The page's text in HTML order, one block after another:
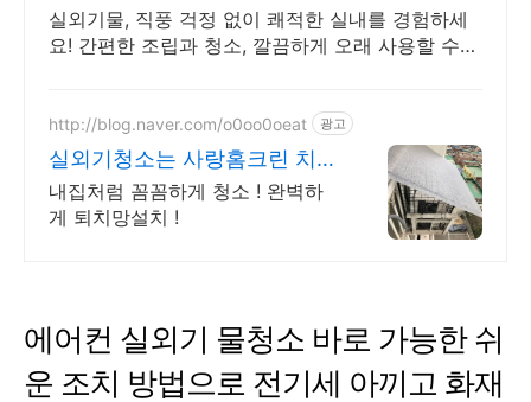
실외기물, 직풍 걱정 없이 쾌적한 실내를 경험하세
요! 간편한 조립과 청소, 깔끔하게 오래 사용할 수
http://blog.naver.com/o0oo0oeat 광고
실외기청소는 사랑홈크린 치우
기 힘든곳까지 고객만족!
내집처럼 꼼꼼하게 청소 ! 완벽하
게 퇴치망설치 !
에어컨 실외기 물청소 바로 가능한 쉬
운 조치 방법으로 전기세 아끼고 화재